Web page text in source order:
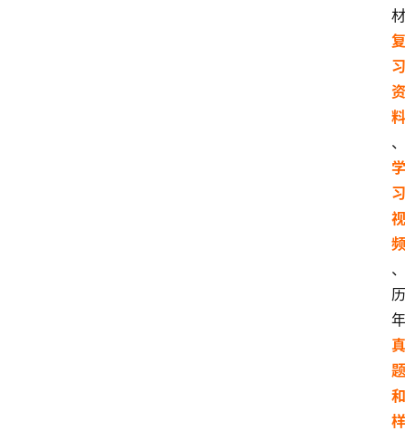
材
复
习
资
料
、
学
习
视
频
、
历
年
真
题
和
样